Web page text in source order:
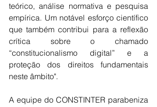
teórico, análise normativa e pesquisa
empírica. Um notável esforço científico
que também contribui para a reflexão
crítica sobre o chamado
“constitucionalismo digital” e a
proteção dos direitos fundamentais
neste âmbito".
A equipe do CONSTINTER parabeniza